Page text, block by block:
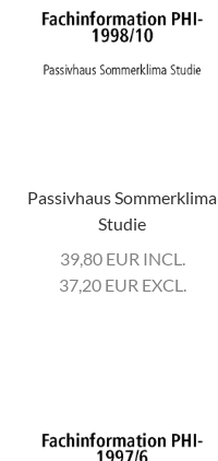
Passivhaus Sommerklima
Studie
39,80 EUR INCL.
37,20 EUR EXCL.